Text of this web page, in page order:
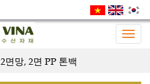
2면망, 2면 PP 톤백